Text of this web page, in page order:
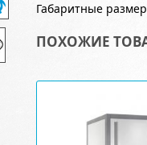
Габаритные
ПОХОЖИЕ